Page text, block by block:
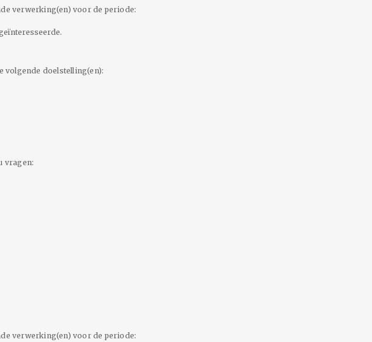
verwerking(en) voor de periode:
volgende doelstelling(en):
vragen:
verwerking(en) voor de periode: